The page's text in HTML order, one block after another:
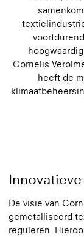
Cornelis
heeft de
De visie van
gemetalliseerd
reguleren.